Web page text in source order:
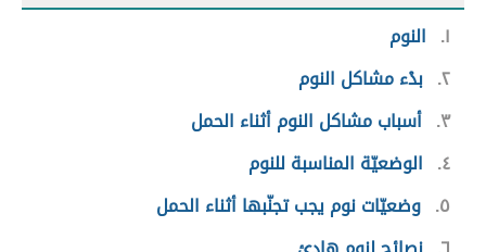
١
النوم
٢ بدْء مشاكل النوم
٣ أسباب مشاكل النوم أثناء الحمل
٤
الوضعيّة المناسبة للنوم
٥ وضعيّات نوم يجب تجنّبها أثناء الحمل